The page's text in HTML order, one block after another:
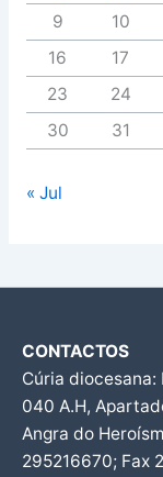
9
10
16
17
23
24
30
31
« Jul
CONTACTOS
Cúria diocesana:
040 A.H,
Angra do
295216670; Fax